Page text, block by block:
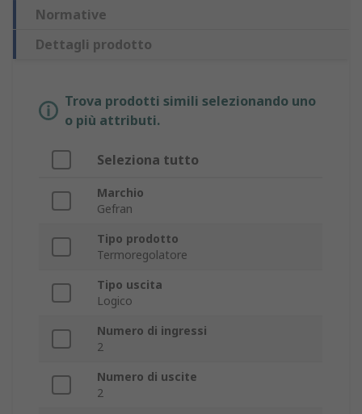
Normative
Dettagli prodotto
Trova prodotti simili selezionando uno
o più attributi.
Seleziona tutto
Marchio
Gefran
Tipo prodotto
Termoregolatore
Tipo uscita
Logico
Numero di ingressi
2
Numero di uscite
2